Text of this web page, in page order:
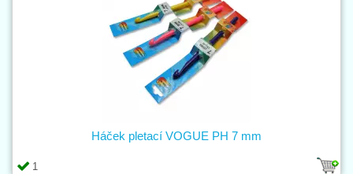
1
Háček pletací VOGUE PH 7 mm